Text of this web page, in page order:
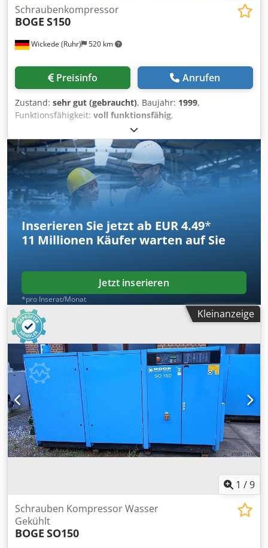
Wickede (Ruhr) 520 km
Schraubenkompressor
BOGE S150
Preisinfo Anrufen
Zustand: sehr gut (gebraucht), Baujahr: 1999,
Funktionsfähigkeit: voll funktionsfähig,
Maschinen-/Fahrzeugnummer:
elektrisch, Volumenstrom:18.4 m³/h, Betriebsdruck:8 bar,
Ausstattung:Typenschild vorhanden, Technischer
Zustand: Dedpfjzf Enhjx Aa Dock Elektrik Baujahr 2017
Antriebsart: Drehstrommotor Antriebsleistung: 110 + 4 kW
Antriebsdrehzahl: 3000 min⁻¹ Betriebsspannung: 400 V
Frequenz: 50 Hz Elektroschrank: vorhanden Zusatzdaten:
Inserieren Sie jetzt ab EUR 4.49*
11 Millionen Käufer warten auf Sie
Jetzt inserieren
*pro Inserat/Monat
Kleinanzeige
1 /9
Schrauben Kompressor Wasser
Gekühlt
BOGE SO150